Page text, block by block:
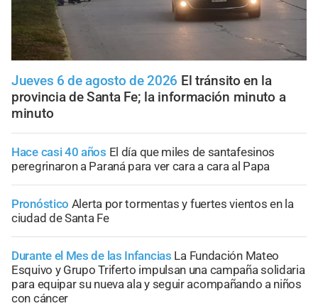
Jueves 6 de agosto de 2026 El tránsito en la
provincia de Santa Fe; la información minuto a
minuto
Hace casi 40 años El día que miles de santafesinos
peregrinaron a Paraná para ver cara a cara al Papa
Pronóstico Alerta por tormentas y fuertes vientos en la
ciudad de Santa Fe
Durante el Mes de las Infancias La Fundación Mateo
Esquivo y Grupo Triferto impulsan una campaña solidaria
para equipar su nueva ala y seguir acompañando a niños
con cáncer